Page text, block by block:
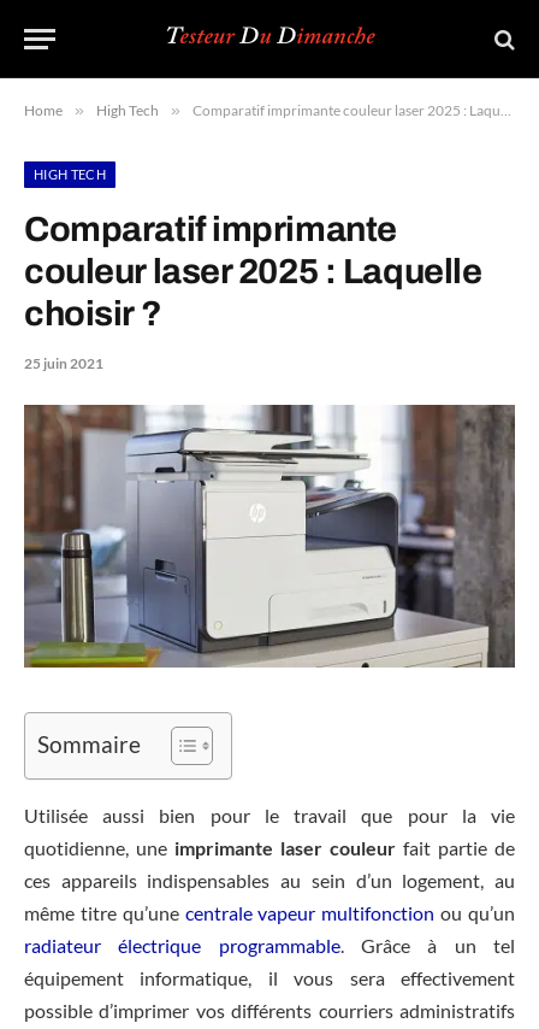
Home » High Tech » Comparatif imprimante couleur laser 2025 : Laquelle choisir ?
HIGH TECH
Comparatif imprimante
couleur laser 2025 : Laquelle
choisir ?
25 juin 2021
Sommaire
Utilisée aussi bien pour le travail que pour la vie
quotidienne, une imprimante laser couleur fait partie de
ces appareils indispensables au sein d’un logement, au
même titre qu’une centrale vapeur multifonction ou qu’un
radiateur électrique programmable. Grâce à un tel
équipement informatique, il vous sera effectivement
possible d’imprimer vos différents courriers administratifs